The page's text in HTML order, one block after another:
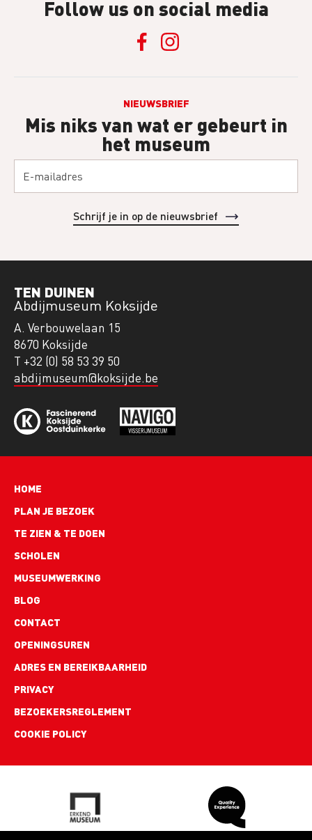
Follow us on social media
NIEUWSBRIEF
Mis niks van wat er gebeurt in
het museum
TEN DUINEN
Abdijmuseum Koksijde
A. Verbouwelaan 15
8670 Koksijde
T +32 (0) 58 53 39 50
abdijmuseum@koksijde.be
Hoofdnavigatie
HOME
PLAN JE BEZOEK
TE ZIEN & TE DOEN
SCHOLEN
MUSEUMWERKING
BLOG
Footer
links
CONTACT
OPENINGSUREN
ADRES EN BEREIKBAARHEID
PRIVACY
BEZOEKERSREGLEMENT
COOKIE POLICY